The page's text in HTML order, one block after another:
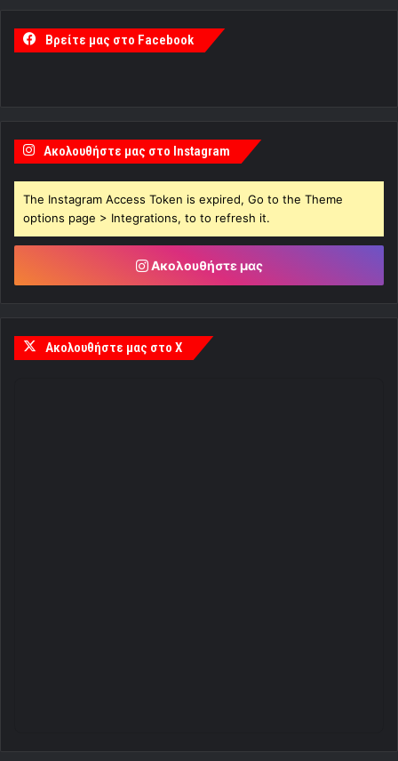
Βρείτε μας στο Facebook
Ακολουθήστε μας στο Instagram
The Instagram Access Token is expired, Go to the Theme
options page > Integrations, to to refresh it.
Ακολουθήστε μας
Ακολουθήστε μας στο X